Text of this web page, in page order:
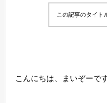
この記事のタイト
こんにちは、まいぞーです